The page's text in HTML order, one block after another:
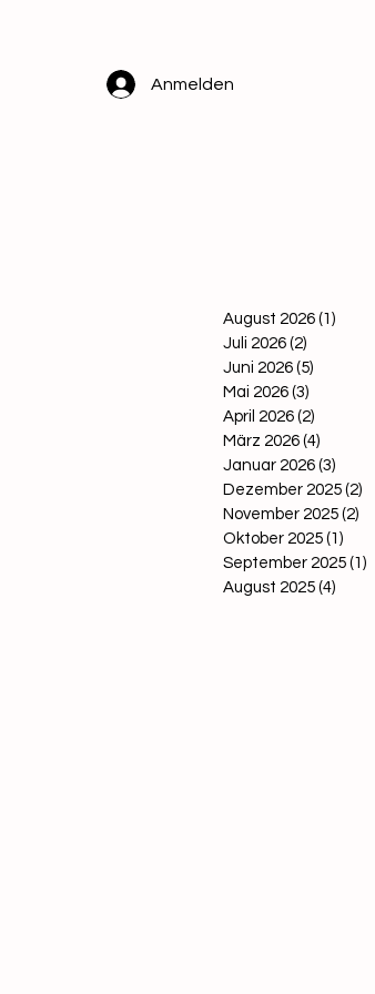
Anmelden
August 2026 (1)
Juli 2026 (2)
Juni 2026 (5)
Mai 2026 (3)
April 2026 (2)
März 2026 (4)
Januar 2026 (3)
Dezember 2025 (2)
November 2025 (2)
Oktober 2025 (1)
September 2025 (1)
August 2025 (4)